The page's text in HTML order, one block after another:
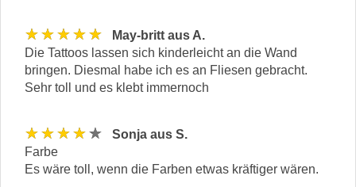
★★★★★
May-britt aus A.
Die Tattoos lassen sich kinderleicht an die Wand
bringen. Diesmal habe ich es an Fliesen gebracht.
Sehr toll und es klebt immernoch
★★★★★
Sonja aus S.
Farbe
Es wäre toll, wenn die Farben etwas kräftiger wären.